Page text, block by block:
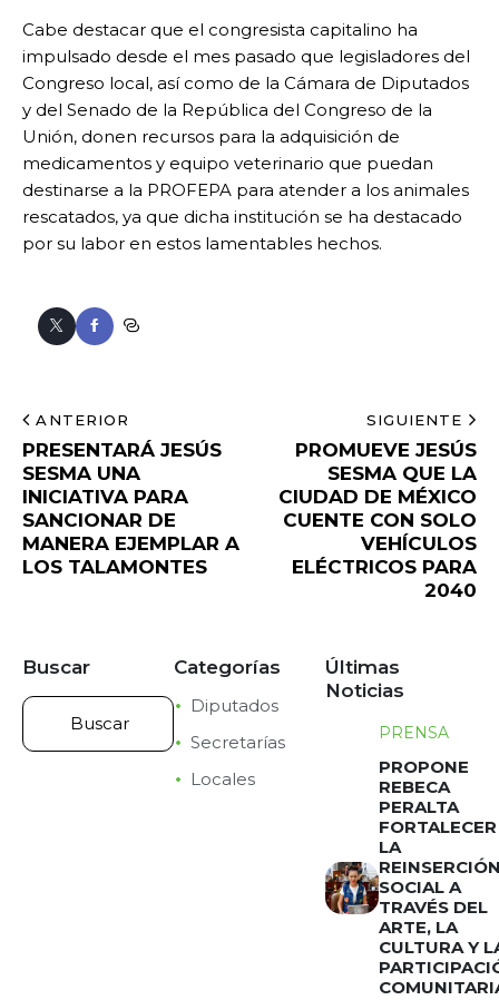
Cabe destacar que el congresista capitalino ha
impulsado desde el mes pasado que legisladores del
Congreso local, así como de la Cámara de Diputados
y del Senado de la República del Congreso de la
Unión, donen recursos para la adquisición de
medicamentos y equipo veterinario que puedan
destinarse a la PROFEPA para atender a los animales
rescatados, ya que dicha institución se ha destacado
por su labor en estos lamentables hechos.
ANTERIOR
PRESENTARÁ JESÚS
SESMA UNA
INICIATIVA PARA
SANCIONAR DE
MANERA EJEMPLAR A
LOS TALAMONTES
SIGUIENTE
PROMUEVE JESÚS
SESMA QUE LA
CIUDAD DE MÉXICO
CUENTE CON SOLO
VEHÍCULOS
ELÉCTRICOS PARA
2040
Buscar Categorías
Diputados
Secretarías
Locales
Últimas
Noticias
PRENSA
PROPONE
REBECA
PERALTA
FORTALECER
LA
SOCIAL A
TRAVÉS DEL
ARTE, LA
CULTURA Y